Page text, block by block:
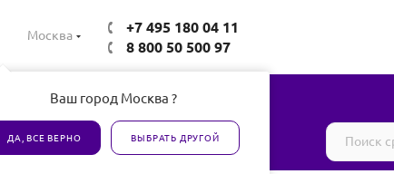
Москва
Ваш город Москва ?
ДА, ВСЕ ВЕРНО ВЫБРАТЬ ДРУГОЙ
+7 495 180 04 11
8 800 50 500 97
Все товары сертифицированы